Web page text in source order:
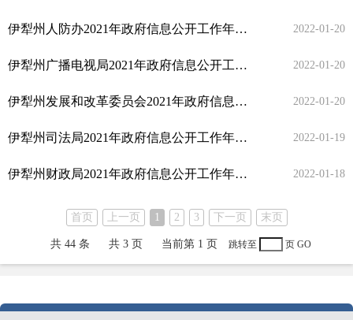
伊犁州人防办2021年政府信息公开工作年度报告 【2021年】
2022-01-20
伊犁州广播电视局2021年政府信息公开工作年度报告 【2021年
2022-01-20
伊犁州发展和改革委员会2021年政府信息公开工作年度报告 【
2022-01-20
伊犁州司法局2021年政府信息公开工作年度报告 【2021年】
2022-01-19
伊犁州财政局2021年政府信息公开工作年度报告 【2021年】
2022-01-18
首页 上一页 1 2 3 下一页 末页
共 44 条 共 3 页 当前第 1 页 跳转至 页 GO